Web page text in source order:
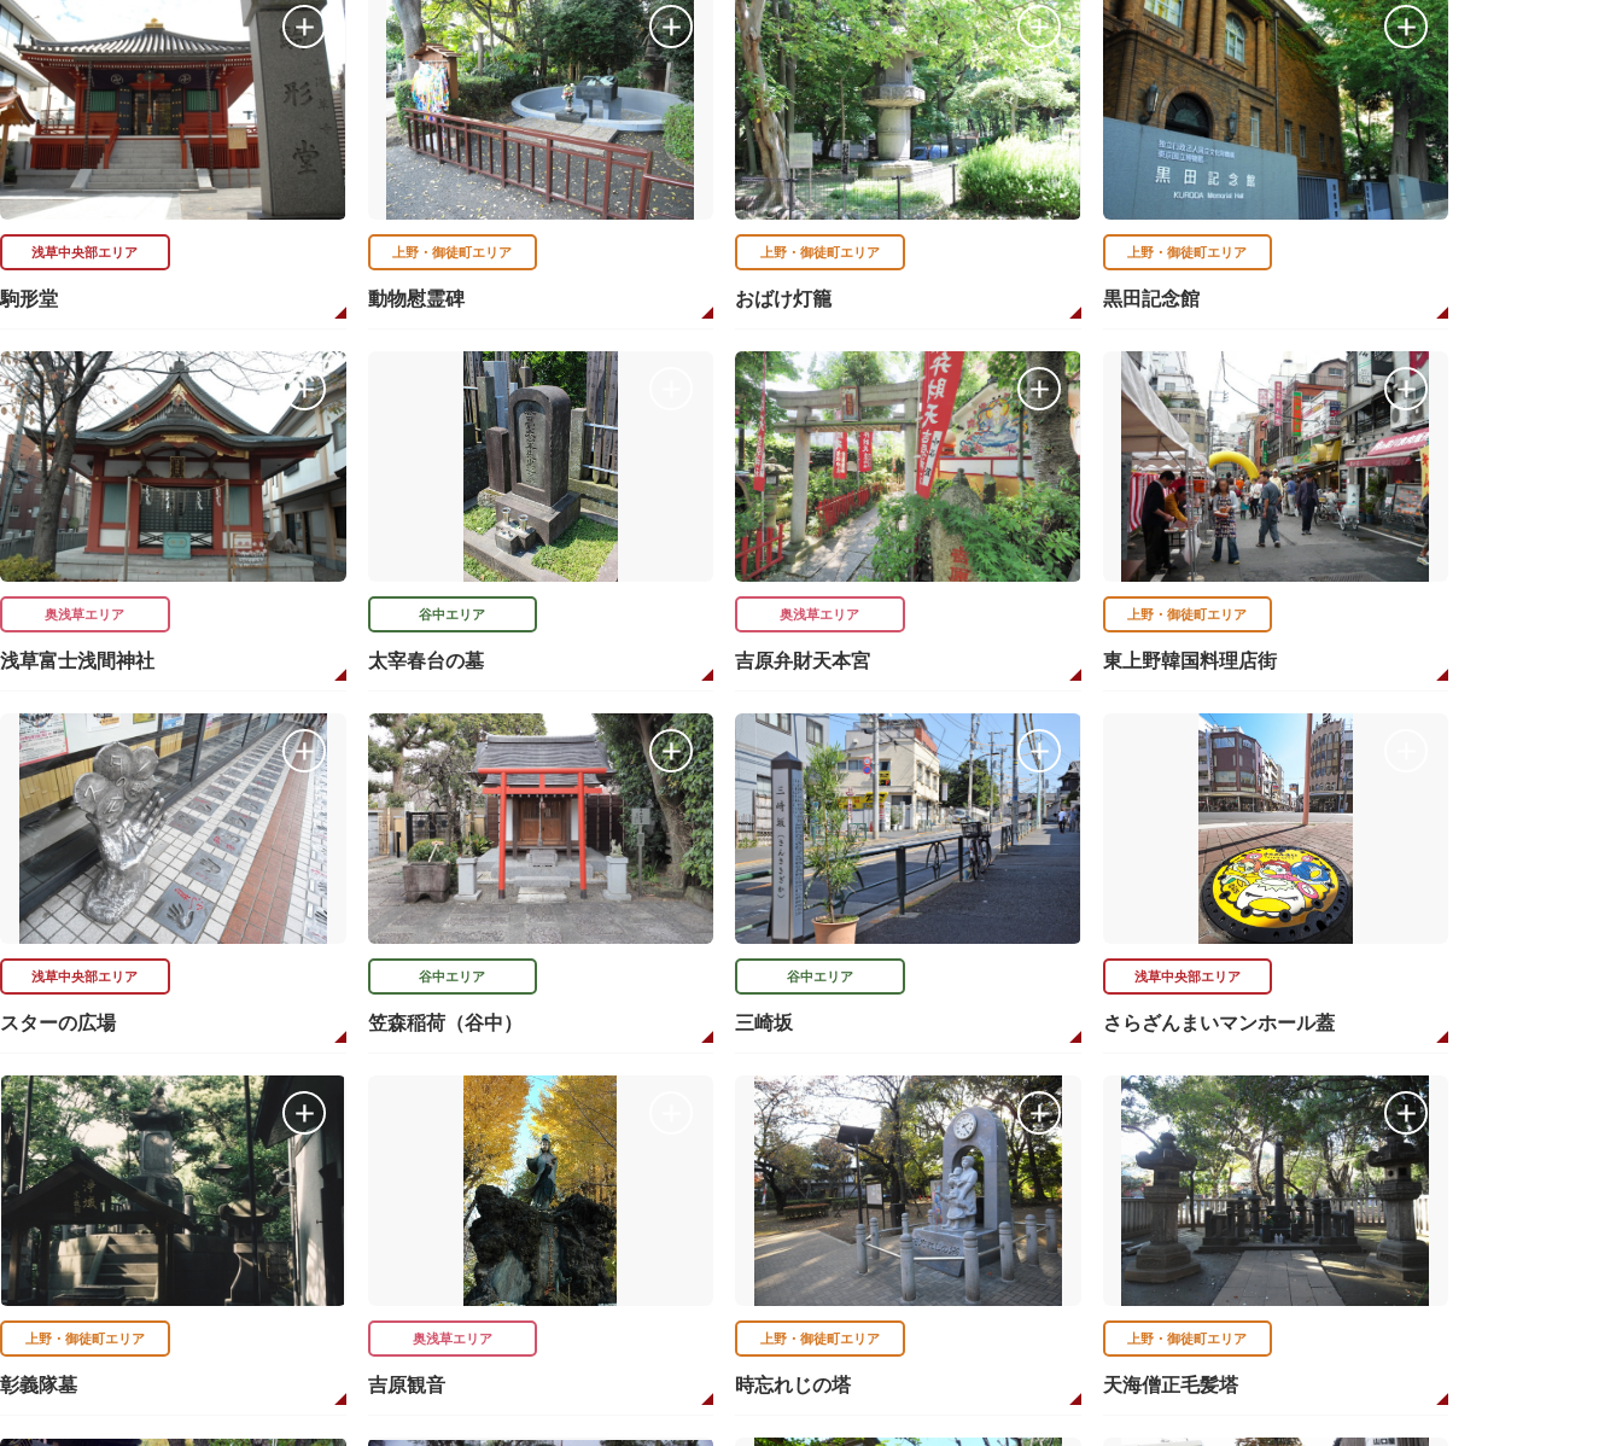
浅草中央部エリア
駒形堂
上野・御徒町エリア
動物慰霊碑
上野・御徒町エリア
おばけ灯籠
上野・御徒町エリア
黒田記念館
奥浅草エリア
浅草富士浅間神社
谷中エリア
太宰春台の墓
奥浅草エリア
吉原弁財天本宮
上野・御徒町エリア
東上野韓国料理店街
浅草中央部エリア
スターの広場
谷中エリア
笠森稲荷（谷中）
谷中エリア
三崎坂
浅草中央部エリア
さらざんまいマンホール蓋
上野・御徒町エリア
彰義隊墓
奥浅草エリア
吉原観音
上野・御徒町エリア
時忘れじの塔
上野・御徒町エリア
天海僧正毛髪塔